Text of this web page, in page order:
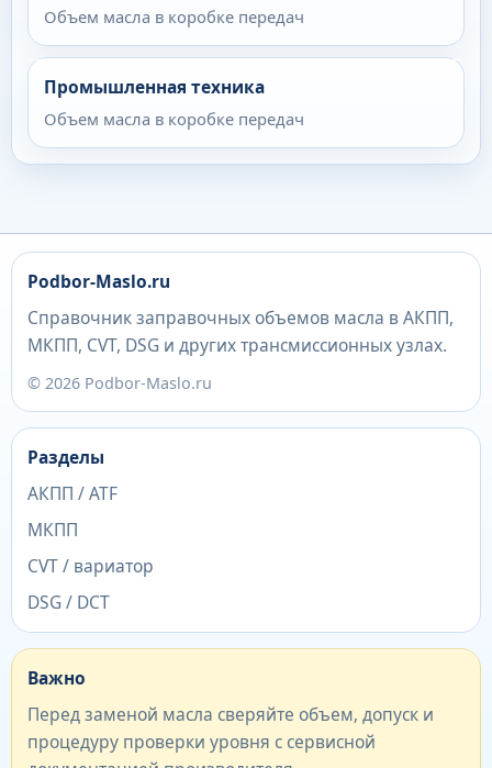
Объем масла в коробке передач
Промышленная техника
Объем масла в коробке передач
Podbor-Maslo.ru
Справочник заправочных объемов масла в АКПП,
МКПП, CVT, DSG и других трансмиссионных узлах.
© 2026 Podbor-Maslo.ru
Разделы
АКПП / ATF
МКПП
CVT / вариатор
DSG / DCT
Важно
Перед заменой масла сверяйте объем, допуск и
процедуру проверки уровня с сервисной